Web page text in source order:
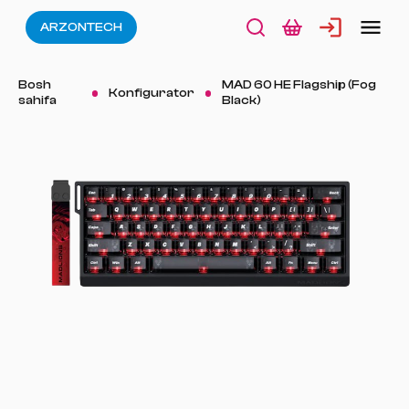
ARZONTECH
Bosh
sahifa
Konfigurator
MAD 60 HE Flagship (Fog
Black)